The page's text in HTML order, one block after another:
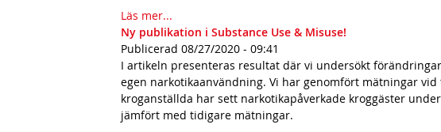
n
a
v
b
a
Läs mer...
Ny publikation i Substance Use & Misuse!
Publicerad 08/27/2020 - 09:41
I artikeln presenteras resultat där vi undersökt
egen narkotikaanvändning. Vi har genomfört mätningar
kroganställda har sett narkotikapåverkade kroggäster
jämfört med tidigare mätningar.